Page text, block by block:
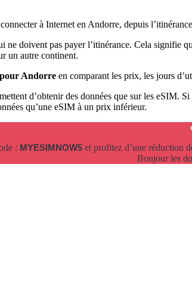
à Internet en Andorre, depuis
ne doivent pas payer l’itinérance. Cela signifie
un autre continent.
Andorre en comparant les prix, les jours
d’obtenir des données que sur les eSIM.
qu’une eSIM à un prix inférieur.
: MYESIMNOW5 et profitez d’une réduction
Bonjour les